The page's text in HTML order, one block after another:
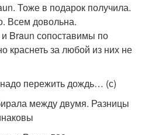
Тоже в подарок получила.
Всем довольна.
Braun сопоставимы по
краснеть за любой из них не
пережить дождь… (с)
между двумя. Разницы